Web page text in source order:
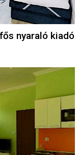
nyaraló kiadó